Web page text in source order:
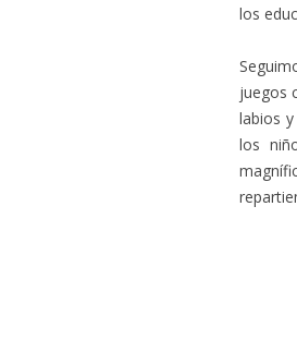
los
juegos
labios
los